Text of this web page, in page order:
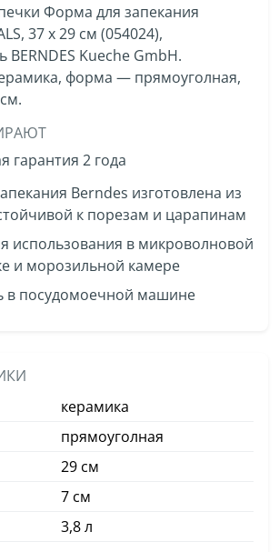
Форма для запекания
37 x 29 см (054024),
BERNDES Kueche GmbH.
форма — прямоуголная,
гарантия 2 года
Berndes изготовлена из
к порезам и царапинам
использования в микроволновой
и морозильной камере
посудомоечной машине
керамика
прямоуголная
29 см
7 см
3,8 л